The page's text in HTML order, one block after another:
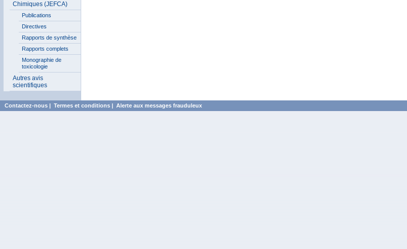
Chimiques (JEFCA)
Publications
Directives
Rapports de synthèse
Rapports complets
Monographie de
toxicologie
Autres avis
scientifiques
Contactez-nous | Termes et conditions | Alerte aux messages frauduleux